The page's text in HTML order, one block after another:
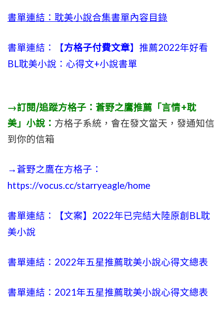
書單連結：耽美小說合集書單內容目錄
書單連結：【方格子付費文章】推薦2022年好看
BL耽美小說：心得文+小說書單
→訂閱/追蹤方格子：蒼野之鷹推薦「言情+耽
美」小說： 方格子系統，會在發文當天，發通知信
到你的信箱
→蒼野之鷹在方格子：
https://vocus.cc/starryeagle/home
書單連結：【文案】2022年已完結大陸原創BL耽
美小說
書單連結：2022年五星推薦耽美小說心得文總表
書單連結：2021年五星推薦耽美小說心得文總表